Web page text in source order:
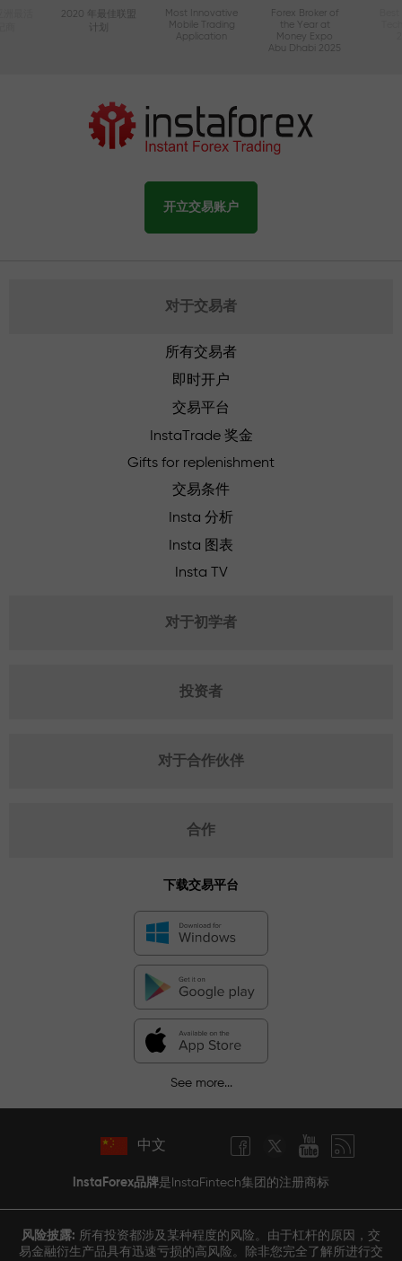
2020 年最佳联盟
Most Innovative
Mobile Trading
Application
Forex Broker of
the Year at
Money Expo
Abu Dhabi 2025
开立交易账户
对于交易者
所有交易者
即时开户
交易平台
InstaTrade 奖金
Gifts for replenishment
交易条件
Insta 分析
Insta 图表
Insta TV
对于初学者
投资者
对于合作伙伴
合作
下载交易平台
See more...
中文
InstaForex品牌是InstaFintech集团的注册商标
风险披露: 所有投资都涉及某种程度的风险。由于杠杆的原因，交
易金融衍生产品具有迅速亏损的高风险。除非您完全了解所进行交